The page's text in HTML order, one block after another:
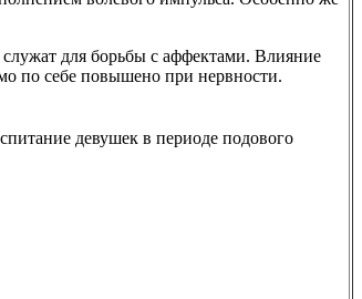
для борьбы с аффектами. Влияние
по себе повышено при нервности.
девушек в периоде подового